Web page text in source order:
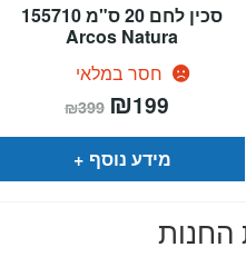
סכין לחם 20 ס"מ 155710
Arcos Natura
חסר במלאי
₪399 המחיר
המקורי
היה:
₪399.
₪199
הוא:
מידע נוסף
החנות